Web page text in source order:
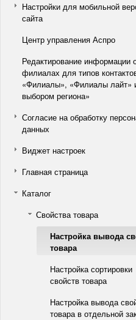
Настройки для мобильной
сайта
Центр управления Аспро
Редактирование информации
филиалах для типов
«Филиалы», «Филиалы лайт»
выбором региона»
Согласие на обработку
данных
Виджет настроек
Главная страница
Каталог
Свойства товара
Настройка вывода
товара
Настройка сортировки
свойств товара
Настройка вывода
товара в отдельной